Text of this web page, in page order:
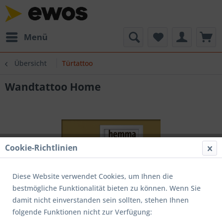
Menü
Übersicht Türtattoo
Wandtattoo Home
Cookie-Richtlinien
Diese Website verwendet Cookies, um Ihnen die
bestmögliche Funktionalität bieten zu können. Wenn Sie
damit nicht einverstanden sein sollten, stehen Ihnen
folgende Funktionen nicht zur Verfügung: